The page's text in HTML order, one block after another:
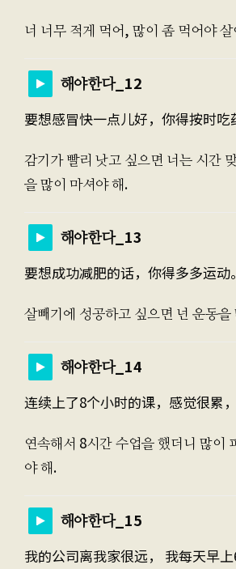
너 너무 적게 먹어, 많이 좀 먹어야
해야한다_12
要想感冒快一点儿好，你得按时吃
감기가 빨리 낫고 싶으면 너는 시간
을 많이 마셔야 해.
해야한다_13
要想成功减肥的话，你得多多运动。
살빼기에 성공하고 싶으면 넌 운동을
해야한다_14
连续上了8个小时的课，感觉很累
연속해서 8시간 수업을 했더니 많이
야 해.
해야한다_15
我的公司离我家很远， 我每天早